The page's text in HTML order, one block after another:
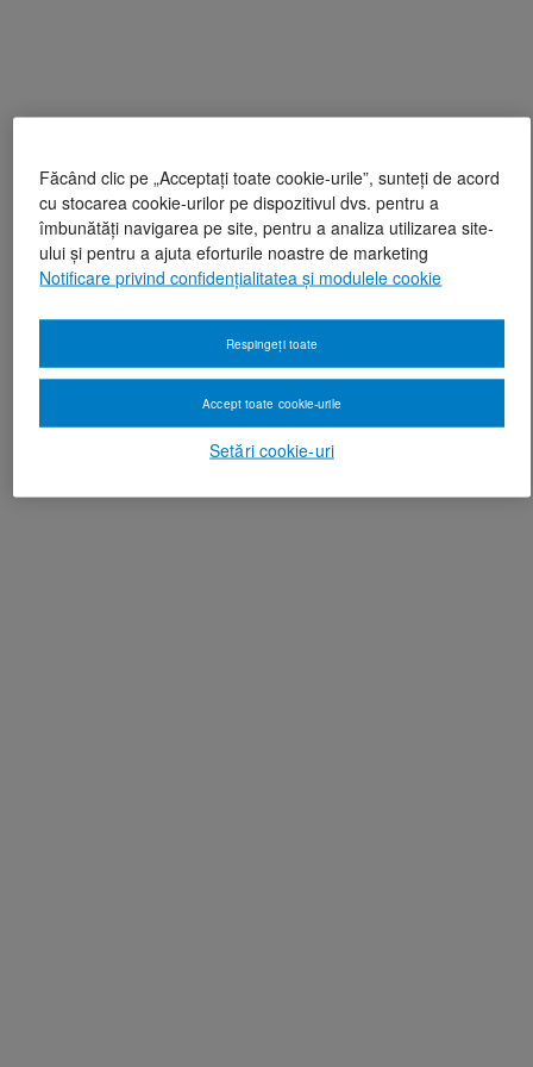
Făcând clic pe „Acceptați toate cookie-urile”, sunteți de acord
cu stocarea cookie-urilor pe dispozitivul dvs. pentru a
îmbunătăți navigarea pe site, pentru a analiza utilizarea site-
ului și pentru a ajuta eforturile noastre de marketing
Notificare privind confidențialitatea și modulele cookie
Setări cookie-uri
Respingeți toate
Accept toate cookie-urile